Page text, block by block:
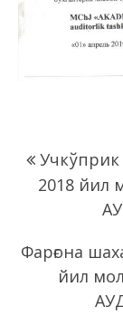
по
записям
2018 йил
Фарғона
йил